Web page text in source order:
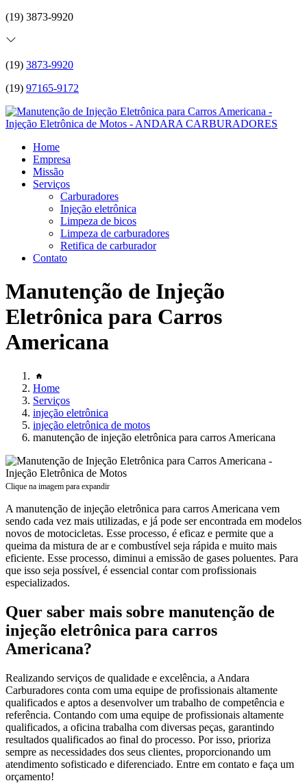
(19) 3873-9920
(19) 3873-9920
(19) 97165-9172
Home
Empresa
Missão
Serviços
Carburadores
Injeção eletrônica
Limpeza de bicos
Limpeza de carburadores
Retifica de carburador
Contato
Manutenção de Injeção
Eletrônica para Carros
Americana
Home
Serviços
injeção eletrônica
injeção eletrônica de motos
manutenção de injeção eletrônica para carros Americana
Clique na imagem para expandir
A manutenção de injeção eletrônica para carros Americana vem
sendo cada vez mais utilizadas, e já pode ser encontrada em modelos
novos de motocicletas. Esse processo, é eficaz e permite que a
queima da mistura de ar e combustível seja rápida e muito mais
eficiente. Esse processo, diminui a emissão de gases poluentes. Para
que isso seja possível, é essencial contar com profissionais
especializados.
Quer saber mais sobre manutenção de
injeção eletrônica para carros
Americana?
Realizando serviços de qualidade e excelência, a Andara
Carburadores conta com uma equipe de profissionais altamente
qualificados e aptos a desenvolver um trabalho de competência e
referência. Contando com uma equipe de profissionais altamente
qualificados, a oficina trabalha com diversas peças, garantindo
resultados qualificados ao final do processo. Por isso, prioriza
sempre as necessidades dos seus clientes, proporcionando um
atendimento sofisticado e diferenciado. Entre em contato e faça um
orçamento!